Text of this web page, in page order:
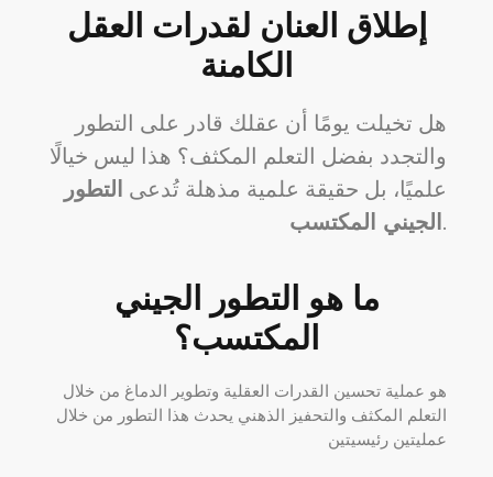
إطلاق العنان لقدرات العقل
الكامنة
هل تخيلت يومًا أن عقلك قادر على التطور
والتجدد بفضل التعلم المكثف؟ هذا ليس خيالًا
علميًا، بل حقيقة علمية مذهلة تُدعى التطور
الجيني المكتسب .
ما هو التطور الجيني
المكتسب؟
هو عملية تحسين القدرات العقلية وتطوير الدماغ من خلال
التعلم المكثف والتحفيز الذهني يحدث هذا التطور من خلال
عمليتين رئيسيتين